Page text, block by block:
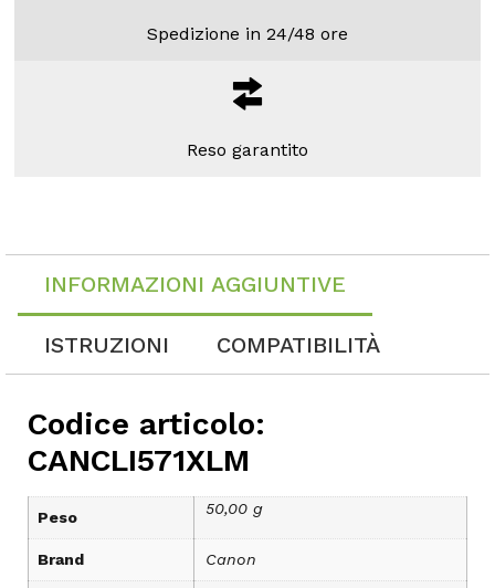
Spedizione in 24/48 ore
Reso garantito
INFORMAZIONI AGGIUNTIVE
ISTRUZIONI COMPATIBILITÀ
Codice articolo:
CANCLI571XLM
Peso 50,00 g
Brand Canon